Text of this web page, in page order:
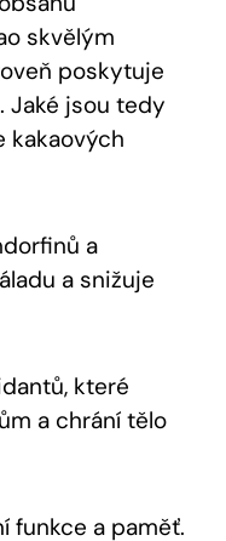
skvělým
poskytuje
Jaké jsou tedy
kakaových
a
a snižuje
které
a ⁣chrání tělo
funkce a paměť.